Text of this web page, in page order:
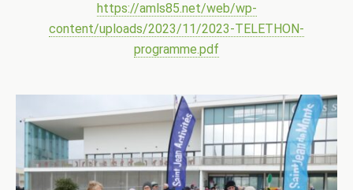
https://amls85.net/web/wp-
content/uploads/2023/11/2023-TELETHON-
programme.pdf